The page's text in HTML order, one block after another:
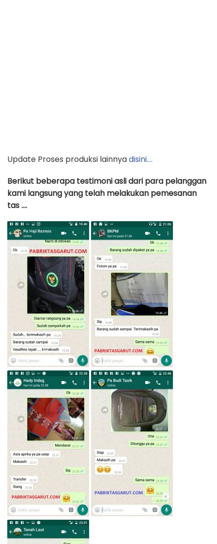
Lihat Testimoni Lainnya disini…
Silahkan KLIK TOMBOL dibawah ini untuk Pemesanan
via
WhatsApp :